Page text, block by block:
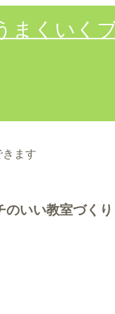
まくいく
ます
のいい教室づくり